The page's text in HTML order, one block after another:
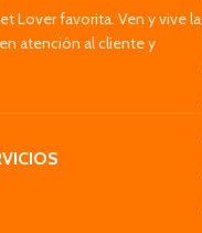
Lover favorita. Ven y vive la
atención al cliente y